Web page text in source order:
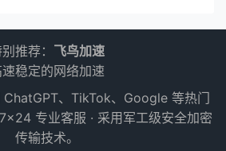
推荐： 飞鸟加速
速稳定的网络加速
ChatGPT、TikTok、Google 等热门
专业客服 · 采用军工级安全加密
传输技术。